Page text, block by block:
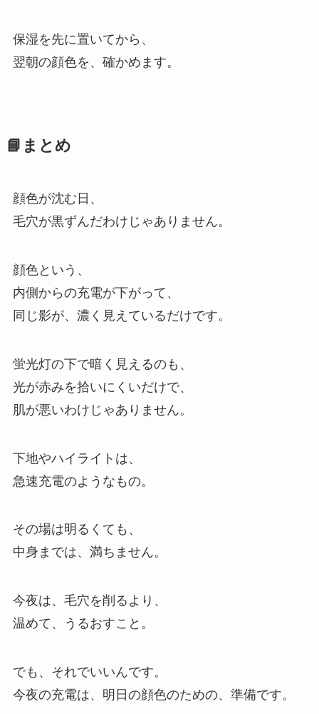
保湿を先に置いてから、
翌朝の顔色を、確かめます。
📘まとめ
顔色が沈む日、
毛穴が黒ずんだわけじゃありません。
顔色という、
内側からの充電が下がって、
同じ影が、濃く見えているだけです。
蛍光灯の下で暗く見えるのも、
光が赤みを拾いにくいだけで、
肌が悪いわけじゃありません。
下地やハイライトは、
急速充電のようなもの。
その場は明るくても、
中身までは、満ちません。
今夜は、毛穴を削るより、
温めて、うるおすこと。
でも、それでいいんです。
今夜の充電は、明日の顔色のための、準備です。